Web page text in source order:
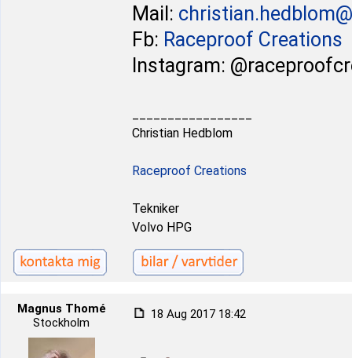
Mail:
Fb: Raceproof Creations
Instagram:
Christian Hedblom
Raceproof Creations
Tekniker
Volvo HPG
Magnus Thomé
Stockholm
18 Aug 2017 18:42